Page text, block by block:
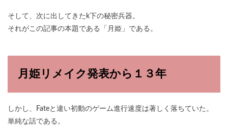
そして、次に出してきたk下の秘密兵器。
それがこの記事の本題である「月姫」である。
月姫リメイク発表から１３年
しかし、Fateと違い初動のゲーム進行速度は著しく落ちていた。
単純な話である。